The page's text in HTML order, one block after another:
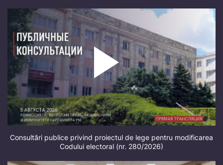
Consultări publice privind proiectul de lege pentru modificarea
Codului electoral (nr. 280/2026)